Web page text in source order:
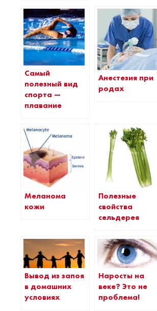
Самый
полезный вид
спорта —
плавание
Анестезия при
родах
Меланома
кожи
Полезные
свойства
сельдерея
Вывод из запоя
в домашних
условиях
Наросты на
веке? Это не
проблема!